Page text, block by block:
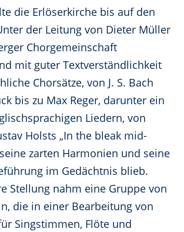
die Erlöserkirche bis auf den
der Leitung von Dieter Müller
Chorgemeinschaft
mit guter Textverständlichkeit
Chorsätze, von J. S. Bach
bis zu Max Reger, darunter ein
Liedern, von
Holsts „In the bleak mid-
zarten Harmonien und seine
im Gedächtnis blieb.
Stellung nahm eine Gruppe von
die in einer Bearbeitung von
Singstimmen, Flöte und